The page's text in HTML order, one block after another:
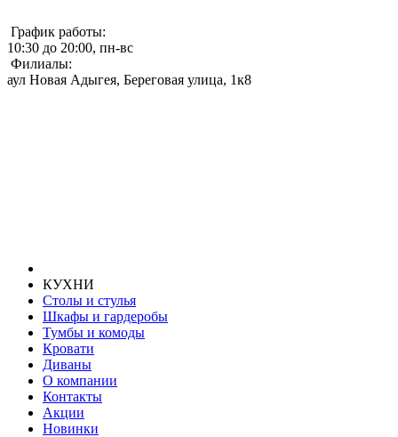
График работы:
10:30 до 20:00, пн-вс
Филиалы:
аул Новая Адыгея, Береговая улица, 1к8
КУХНИ
Столы и стулья
Шкафы и гардеробы
Тумбы и комоды
Кровати
Диваны
О компании
Контакты
Акции
Новинки